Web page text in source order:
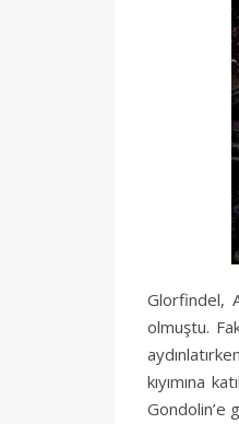
Glorfindel,
olmuştu.
kıyımına
Gondolin’e